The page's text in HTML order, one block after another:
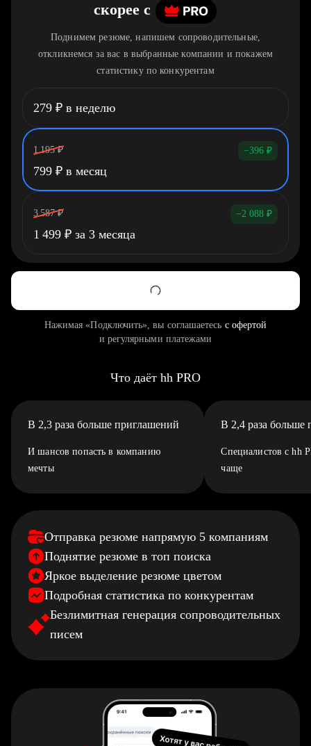
скорее c
Поднимем резюме, напишем сопроводительные,
откликнемся за вас в выбранные компании и покажем
статистику по конкурентам
279 ₽ в неделю
1 195 ₽ −396 ₽
799 ₽ в месяц
3 587 ₽ −2 088 ₽
1 499 ₽ за 3 месяца
Нажимая «Подключить», вы соглашаетесь с офертой
и регулярными платежами
Что даёт hh PRO
В 2,3 раза больше приглашений
И шансов попасть в компанию
мечты
В 2,4 раза больше
Специалистов с hh
чаще
Отправка резюме напрямую 5 компаниям
Поднятие резюме в топ поиска
Яркое выделение резюме цветом
Подробная статистика по конкурентам
Безлимитная генерация сопроводительных
писем